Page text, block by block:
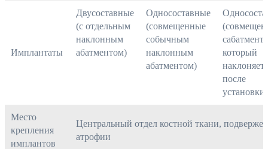
Имплантаты
Двусоставные
(с отдельным
наклонным
абатментом)
Односоставные
(совмещенные
собычным
наклонным
абатментом)
который
после
установки)
Место
крепления
имплантов
Центральный отдел костной ткани,
атрофии